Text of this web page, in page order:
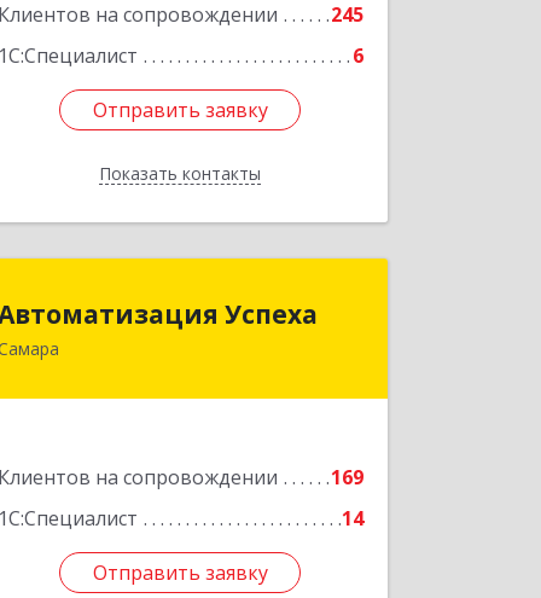
Клиентов на сопровождении
245
1С:Специалист
6
Отправить заявку
Показать контакты
Отправить заявку
Назад
Успеха
Клиентов на сопровождении
169
1С:Специалист
14
Отправить заявку
443011, Самарская обл, Самара г, 22
Отправить заявку